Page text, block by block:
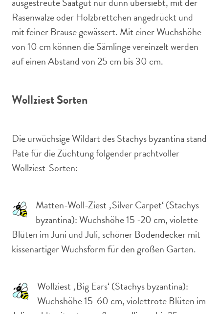
Rasenwalze oder Holzbrettchen angedrückt und
mit feiner Brause gewässert. Mit einer Wuchshöhe
von 10 cm können die Sämlinge vereinzelt werden
auf einen Abstand von 25 cm bis 30 cm.
Wollziest Sorten
Die urwüchsige Wildart des Stachys byzantina stand
Pate für die Züchtung folgender prachtvoller
Wollziest-Sorten:
Matten-Woll-Ziest ‚Silver Carpet‘ (Stachys
byzantina): Wuchshöhe 15 -20 cm, violette
Blüten im Juni und Juli, schöner Bodendecker mit
kissenartiger Wuchsform für den großen Garten.
Wollziest ‚Big Ears‘ (Stachys byzantina):
Wuchshöhe 15-60 cm, violettrote Blüten im